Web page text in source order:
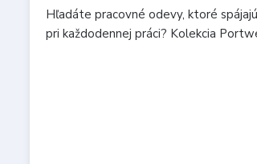
Hľadáte pracovné odevy, ktoré
pri každodennej práci? Kolekcia